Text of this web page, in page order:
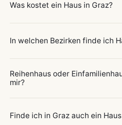
Was kostet ein Haus in Graz?
In welchen Bezirken finde ich
Reihenhaus oder
mir?
Finde ich in Graz auch ein